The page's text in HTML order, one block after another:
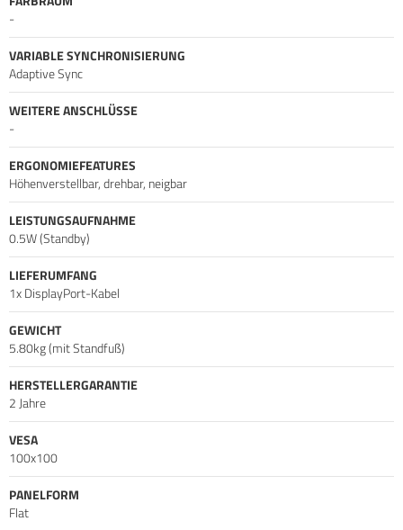
-
VARIABLE SYNCHRONISIERUNG
Adaptive Sync
WEITERE ANSCHLÜSSE
-
ERGONOMIEFEATURES
Höhenverstellbar, drehbar, neigbar
LEISTUNGSAUFNAHME
0.5W (Standby)
LIEFERUMFANG
1x DisplayPort-Kabel
GEWICHT
5.80kg (mit Standfuß)
HERSTELLERGARANTIE
2 Jahre
VESA
100x100
PANELFORM
Flat